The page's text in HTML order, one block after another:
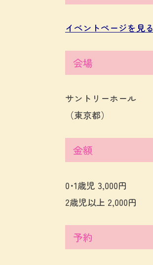
イベントページを見る
会場
サントリーホール
（東京都）
金額
0･1歳児 3,000円
2歳児以上 2,000円
予約